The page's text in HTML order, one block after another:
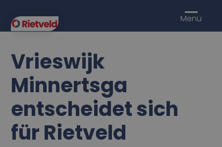
Menü
Vrieswijk
Minnertsga
entscheidet sich
für Rietveld